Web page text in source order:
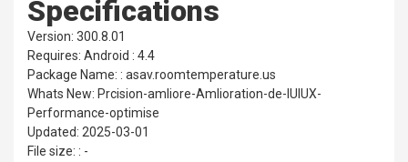
Specifications
Version: 300.8.01
Requires: Android : 4.4
Package Name: : asav.roomtemperature.us
Whats New: Prcision-amliore-Amlioration-de-lUIUX-
Performance-optimise
Updated: 2025-03-01
File size: : -